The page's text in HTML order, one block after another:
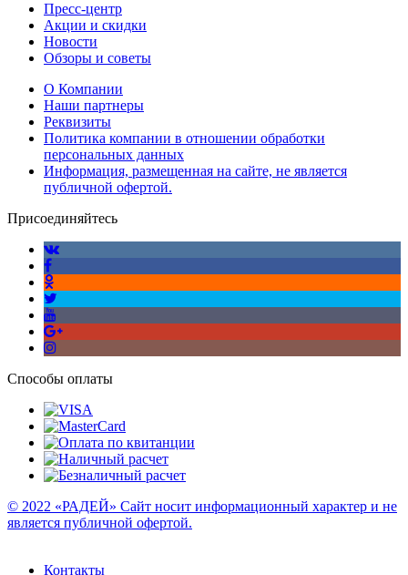
Пресс-центр
Акции и скидки
Новости
Обзоры и советы
О Компании
Наши партнеры
Реквизиты
Политика компании в отношении обработки
персональных данных
Информация, размещенная на сайте, не является
публичной офертой.
Присоединяйтесь
Способы оплаты
© 2022 «РАДЕЙ» Сайт носит информационный характер и не
является публичной офертой.
Контакты